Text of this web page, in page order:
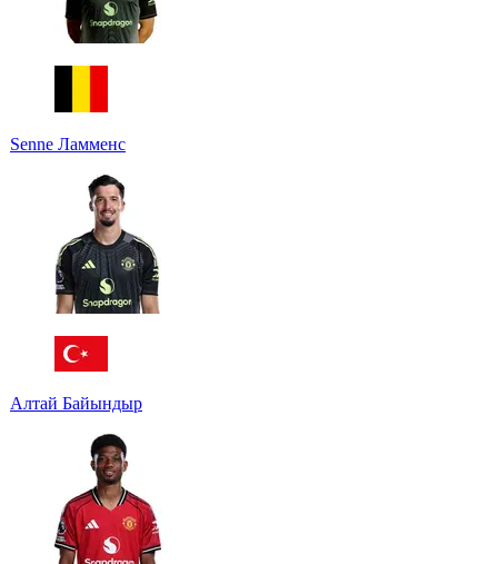
Senne Ламменс
Алтай Байындыр